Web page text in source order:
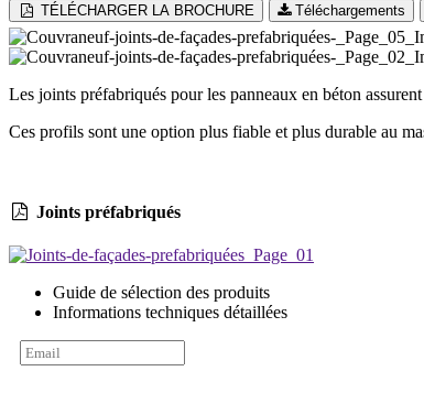
TÉLÉCHARGER LA BROCHURE Téléchargements
Les joints préfabriqués pour les panneaux en béton
Ces profils sont une option plus fiable et plus durable au
Joints préfabriqués
Guide de sélection des produits
Informations techniques détaillées